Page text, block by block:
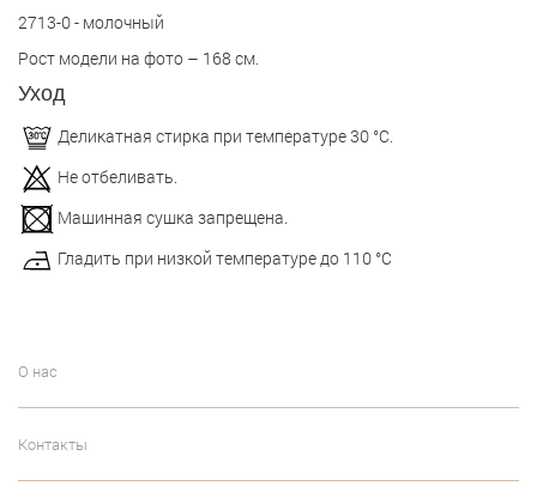
2713-0 - молочный
Рост модели на фото – 168 см.
Уход
Деликатная стирка при температуре 30 °С.
Не отбеливать.
Машинная сушка запрещена.
Гладить при низкой температуре до 110 °С
О нас
Контакты